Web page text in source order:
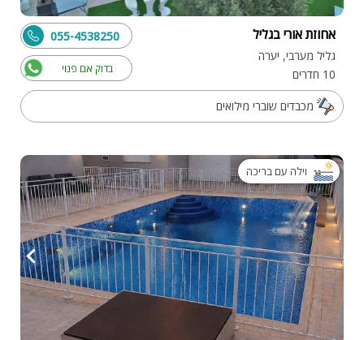
אחוזת אורי בגליל
גליל מערבי, יערה
10 חדרים
בדוק אם פנוי
055-4538250
מכבדים שוברי מילואים
וילה עם בריכה